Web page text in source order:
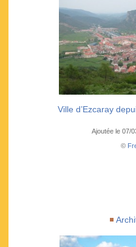
Ville d’Ezcaray
Ajoutée le 07/
©